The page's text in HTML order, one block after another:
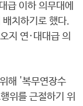
급 이하 의무대에
치하기로 했다.
지 연·대대급 의
해 '복무연장수
위를 근절하기 위